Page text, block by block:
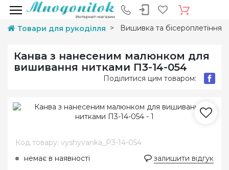
Товари для рукоділля Вишивка та бісероплетіння
Канва з нанесеним малюнком для
вишивання нитками П3-14-054
Поділитися цим товаром:
Код товару: vyshyvanka_P3-14-054
немає в наявності
залишити відгук